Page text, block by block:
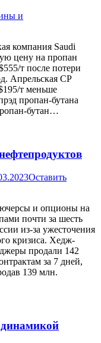
и
компания Saudi
цену на пропан
т после потери
Апрельская CP
т меньше
пропан-бутана
бутан…
Оставить
и опционы на
почти за шесть
из-за ужесточения
кризиса. Хедж-
продали 142
за 7 дней,
139 млн.